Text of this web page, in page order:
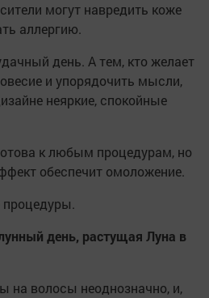
могут навредить коже
аллергию.
день. А тем, кто желает
и упорядочить мысли,
неяркие, спокойные
к любым процедурам, но
обеспечит омоложение.
день, растущая Луна в
на волосы неоднозначно, и,